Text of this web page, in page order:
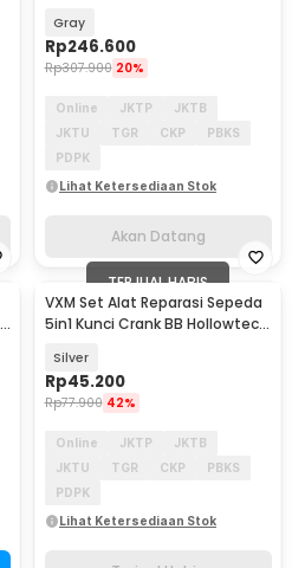
Gray
Rp246.600
Rp307.900 20%
Online JKTP
JKTB
JKTU
TGR CKP
PBKS
PDPK
Lihat Ketersediaan Stok
Akan Datang
TERJUAL HABIS
VXM Set Alat Reparasi Sepeda
5in1 Kunci Crank BB Hollowtech
Silver
Rp45.200
Rp77.900 42%
Online JKTP
JKTB
JKTU
TGR CKP
PBKS
PDPK
Lihat Ketersediaan Stok